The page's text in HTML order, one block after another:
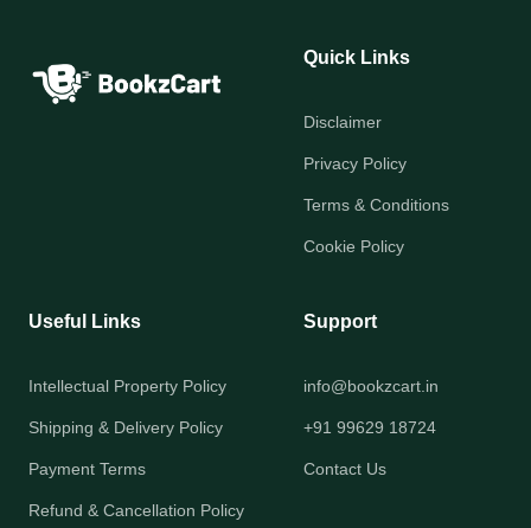
Quick Links
Disclaimer
Privacy Policy
Terms & Conditions
Cookie Policy
Useful Links
Intellectual Property Policy
Shipping & Delivery Policy
Payment Terms
Refund & Cancellation Policy
Support
info@bookzcart.in
+91 99629 18724
Contact Us